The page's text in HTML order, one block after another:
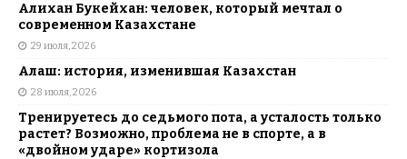
Алихан Букейхан: человек, который мечтал о
современном Казахстане
29 июля, 2026
Алаш: история, изменившая Казахстан
28 июля, 2026
Тренируетесь до седьмого пота, а усталость только
растет? Возможно, проблема не в спорте, а в
«двойном ударе» кортизола